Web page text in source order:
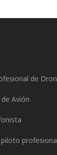
de
Avión